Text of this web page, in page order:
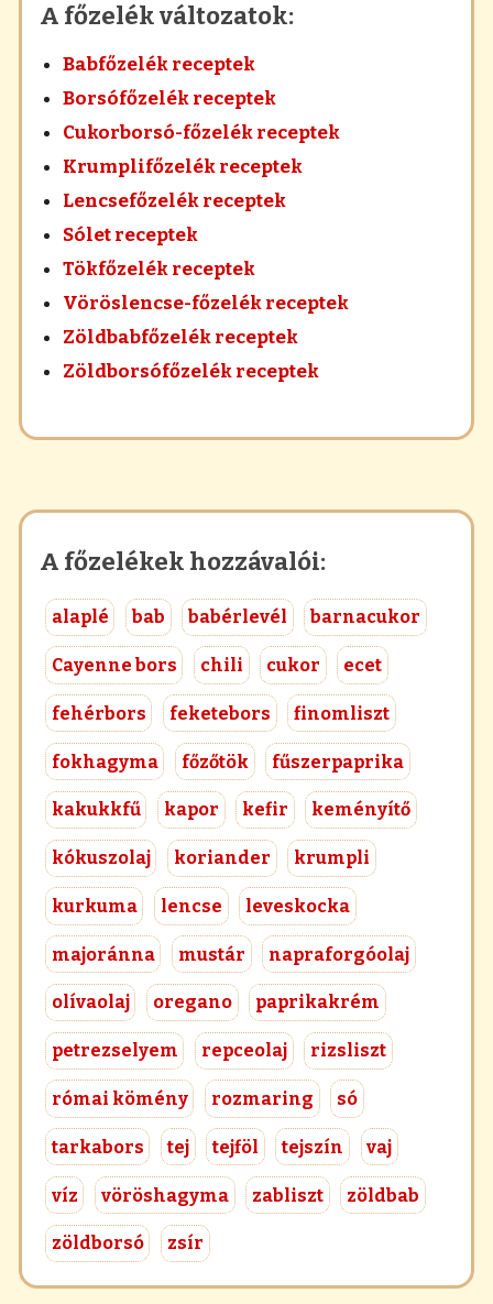
A főzelék változatok:
Babfőzelék receptek
Borsófőzelék receptek
Cukorborsó-főzelék receptek
Krumplifőzelék receptek
Lencsefőzelék receptek
Sólet receptek
Tökfőzelék receptek
Vöröslencse-főzelék receptek
Zöldbabfőzelék receptek
Zöldborsófőzelék receptek
A főzelékek hozzávalói:
alaplé bab babérlevél barnacukor
Cayenne bors chili cukor ecet
fehérbors feketebors finomliszt
fokhagyma főzőtök fűszerpaprika
kakukkfű kapor kefir keményítő
kókuszolaj koriander krumpli
kurkuma lencse leveskocka
majoránna mustár napraforgóolaj
olívaolaj oregano paprikakrém
petrezselyem repceolaj rizsliszt
római kömény rozmaring só
tarkabors tej tejföl tejszín vaj
víz vöröshagyma zabliszt zöldbab
zöldborsó zsír